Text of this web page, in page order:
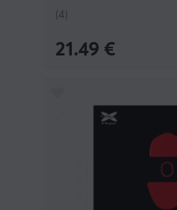
(4)
21.49 €